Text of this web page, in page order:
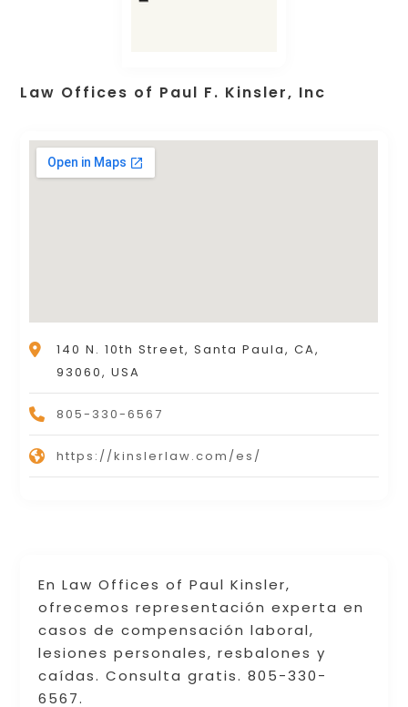
En Law Offices of Paul Kinsler,
ofrecemos representación experta en
casos de compensación laboral,
lesiones personales, resbalones y
caídas. Consulta gratis. 805-330-
6567.
Law Offices of Paul F. Kinsler, Inc
140 N. 10th Street, Santa Paula, CA,
93060, USA
805-330-6567
https://kinslerlaw.com/es/